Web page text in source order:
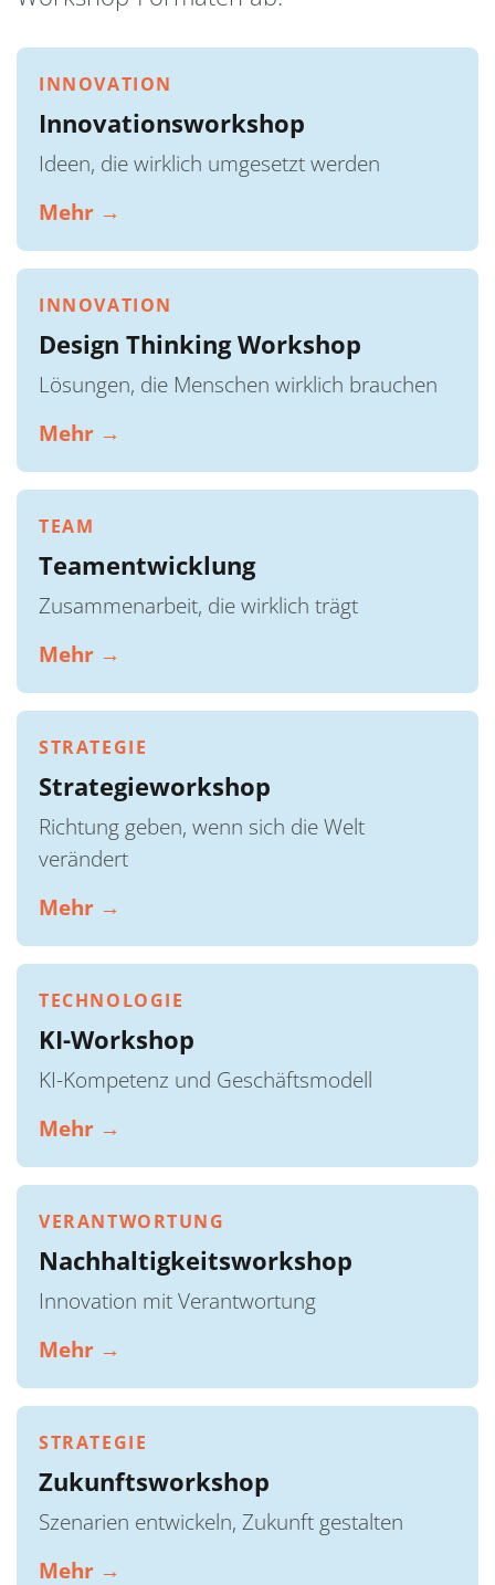
INNOVATION
Innovationsworkshop
Ideen, die wirklich umgesetzt werden
Mehr →
INNOVATION
Design Thinking Workshop
Lösungen, die Menschen wirklich brauchen
Mehr →
TEAM
Teamentwicklung
Zusammenarbeit, die wirklich trägt
Mehr →
STRATEGIE
Strategieworkshop
Richtung geben, wenn sich die Welt
verändert
Mehr →
TECHNOLOGIE
KI-Workshop
KI-Kompetenz und Geschäftsmodell
Mehr →
VERANTWORTUNG
Nachhaltigkeitsworkshop
Innovation mit Verantwortung
Mehr →
STRATEGIE
Zukunftsworkshop
Szenarien entwickeln, Zukunft gestalten
Mehr →